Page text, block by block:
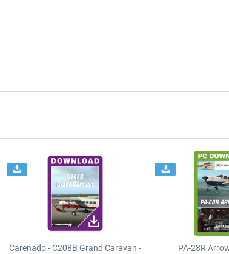
Carenado - C208B Grand Caravan -
PA-28R